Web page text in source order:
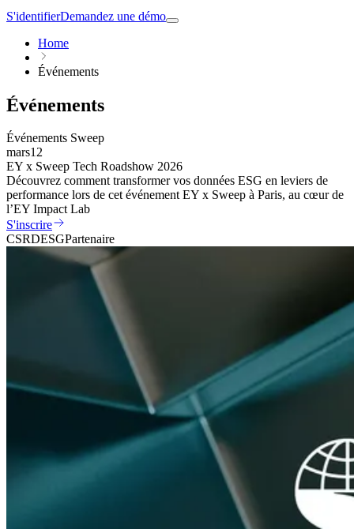
S'identifierDemandez une démo
Home
Événements
Événements
Événements Sweep
mars12
EY x Sweep Tech Roadshow 2026
Découvrez comment transformer vos données ESG en leviers de
performance lors de cet événement EY x Sweep à Paris, au cœur de
l’EY Impact Lab
S'inscrire
CSRDESGPartenaire